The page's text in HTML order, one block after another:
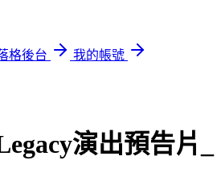
格後台
我的帳號
演出預告片_